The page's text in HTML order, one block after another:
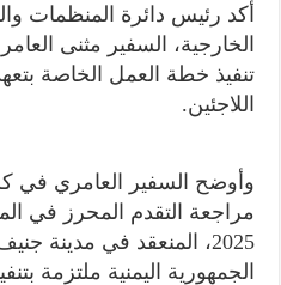
أكد رئيس دائرة المنظمات
الخارجية، السفير مثنى
تنفيذ خطة العمل الخاصة
اللاجئين.
وأوضح السفير العامري في
مراجعة التقدم المحرز في
2025، المنعقد في مدينة
الجمهورية اليمنية ملتزمة